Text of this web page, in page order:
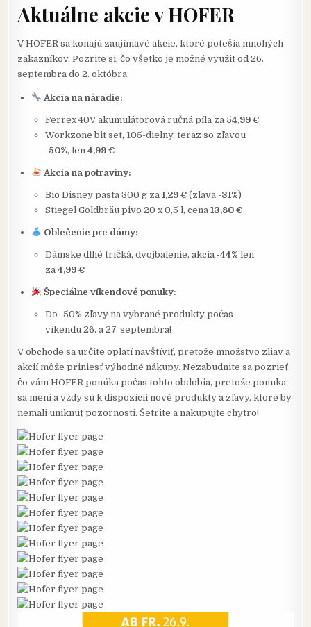
Aktuálne akcie v HOFER
V HOFER sa konajú zaujímavé akcie, ktoré potešia mnohých
zákazníkov. Pozrite si, čo všetko je možné využiť od 26.
septembra do 2. októbra.
Akcia na náradie:
Ferrex 40V akumulátorová ručná píla za 54,99 €
Workzone bit set, 105-dielny, teraz so zľavou
-50%, len4,99 €
Akcia na potraviny:
Bio Disney pasta 300 g za1,29 € (zľava -31%)
Stiegel Goldbräu pivo 20 x 0,5 l, cena13,80 €
Oblečenie pre dámy:
Dámske dlhé tričká, dvojbalenie, akcia -44% len
za4,99 €
Špeciálne víkendové ponuky:
Do -50% zľavy na vybrané produkty počas
víkendu 26. a 27. septembra!
V obchode sa určite oplatí navštíviť, pretože množstvo zliav a
akcií môže priniesť výhodné nákupy. Nezabudnite sa pozrieť,
čo vám HOFER ponúka počas tohto obdobia, pretože ponuka
sa mení a vždy sú k dispozícii nové produkty a zľavy, ktoré by
nemali uniknúť pozornosti. Šetrite a nakupujte chytro!